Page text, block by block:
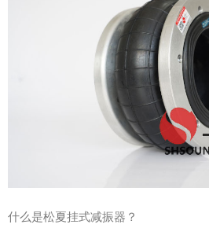
什么是松夏挂式减振器？